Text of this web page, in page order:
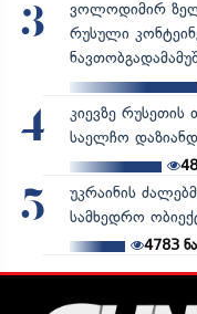
3
ვოლოდიმირ
რუსული
4
კიევზე
საელჩო
5
უკრაინის
სამხედრო
4783